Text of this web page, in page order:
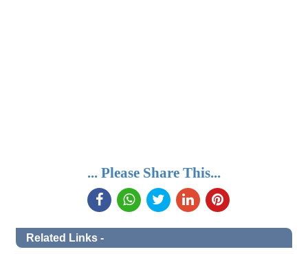
... Please Share This...
Related Links -